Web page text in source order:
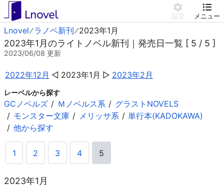
設定 メニュー
Lnovel ラノベ新刊 2023年1月
2023年1月のライトノベル新刊｜発売日一覧 [ 5 / 5 ]
2023/06/08 更新
2022年12月 2023年1月 2023年2月
レーベルから探す
GCノベルズ Ｍノベルス系
グラストNOVELS
モンスター文庫
メリッサ系
単行本(KADOKAWA)
他から探す
1 2 3 4 5
2023年1月